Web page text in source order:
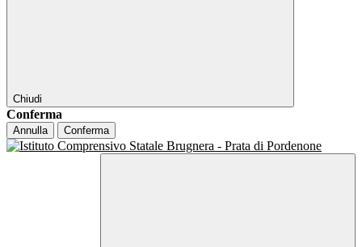
Chiudi
Conferma
Annulla Conferma